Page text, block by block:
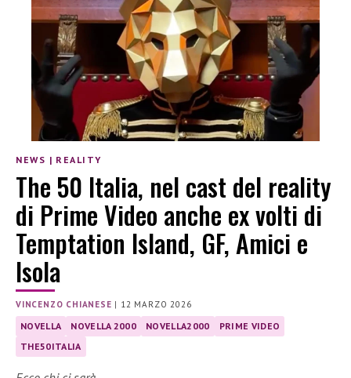
NEWS | REALITY
The 50 Italia, nel cast del reality
di Prime Video anche ex volti di
Temptation Island, GF, Amici e
Isola
VINCENZO CHIANESE | 12 MARZO 2026
NOVELLA NOVELLA 2000 NOVELLA2000
PRIME VIDEO
THE50ITALIA